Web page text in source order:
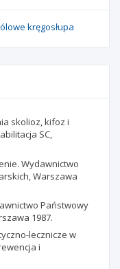
kręgosłupa
skolioz, kifoz i
SC,
Wydawnictwo
Warszawa
Państwowy
1987.
lecznicze w
i